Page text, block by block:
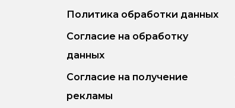
Политика обработки данных
Согласие на обработку
данных
Согласие на получение
рекламы